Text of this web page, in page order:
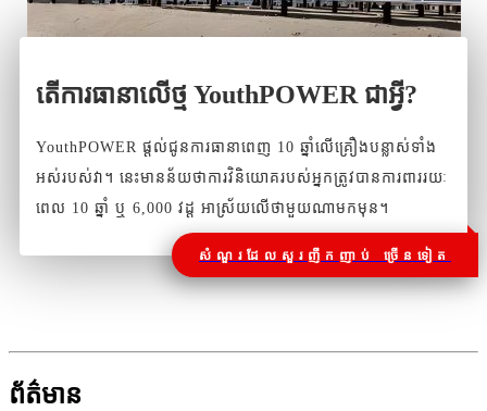
តើការធានាលើថ្ម YouthPOWER ជាអ្វី?
YouthPOWER ផ្តល់ជូនការធានាពេញ 10 ឆ្នាំលើគ្រឿងបន្លាស់ទាំង
អស់របស់វា។ នេះមានន័យថាការវិនិយោគរបស់អ្នកត្រូវបានការពាររយៈ
ពេល 10 ឆ្នាំ ឬ 6,000 វដ្ត អាស្រ័យលើថាមួយណាមកមុន។
សំណួរដែលសួរញឹកញាប់ ច្រើនទៀត
ព័ត៌មាន